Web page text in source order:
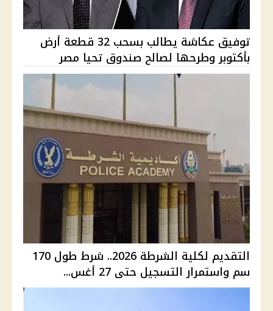
توفيق عكاشة يطالب بسحب 32 قطعة أرض
بأكتوبر وطرحها لصالح صندوق تحيا مصر
التقديم لكلية الشرطة 2026.. شرط طول 170
سم واستمرار التسجيل حتى 27 أغس...